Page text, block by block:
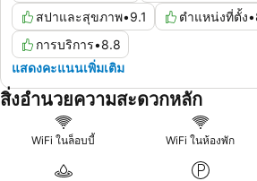
สปาและสุขภาพ•9.1 ตำแหน่งที่ตั้ง•
การบริการ•8.8
แสดงคะแนนเพิ่มเติม
สิ่งอำนวยความสะดวกหลัก
WiFi ในล็อบบี้ WiFi ในห้องพัก